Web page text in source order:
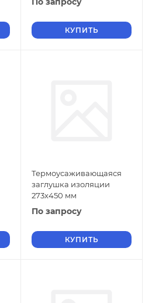
КУПИТЬ
Термоусаживающаяся
заглушка изоляции
273х450 мм
По запросу
КУПИТЬ